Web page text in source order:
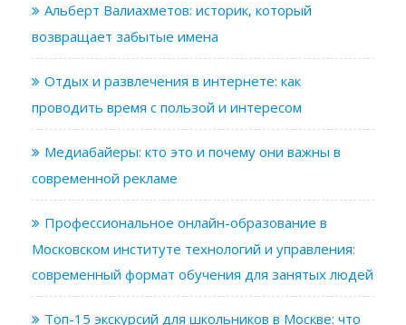
Альберт Валиахметов: историк, который
возвращает забытые имена
Отдых и развлечения в интернете: как
проводить время с пользой и интересом
Медиабайеры: кто это и почему они важны в
современной рекламе
Профессиональное онлайн-образование в
Московском институте технологий и управления:
современный формат обучения для занятых людей
Топ-15 экскурсий для школьников в Москве: что